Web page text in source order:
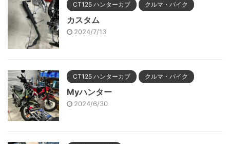
CT125 ハンターカブ クルマ・バイク
カスタム
2024/7/13
CT125 ハンターカブ クルマ・バイク
Myハンター
2024/6/30